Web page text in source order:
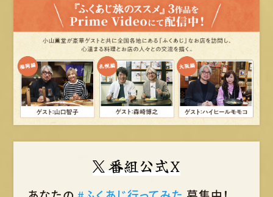
番組公式X